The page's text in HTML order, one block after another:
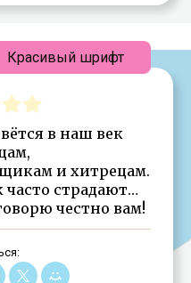
в наш век
и хитрецам.
страдают…
честно вам!
Красивый шрифт